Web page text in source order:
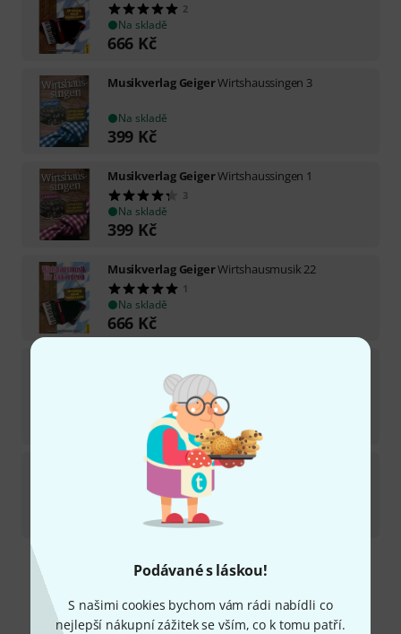
Podávané s láskou!
S našimi cookies bychom vám rádi nabídli co
nejlepší nákupní zážitek se vším, co k tomu patří.
2
Na skladě
666 Kč
Musikverlag GeigerWirtshaussingen 3
Na skladě
399 Kč
Musikverlag GeigerWirtshaussingen 1
3
Na skladě
399 Kč
Musikverlag GeigerWirtshausmusik 22
1
Na skladě
666 Kč
Kč
Musikverlag GeigerWirtshausmusik 21
Na skladě
Kč
Doprava zdarma nad 4 900 Kč